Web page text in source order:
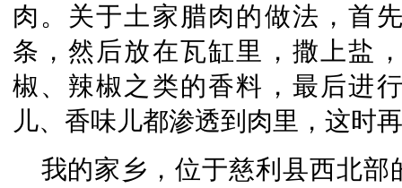
肉。关于土家腊肉的做法，首
条，然后放在瓦缸里，撒上盐
椒、辣椒之类的香料，最后进
儿、香味儿都渗透到肉里，这时
我的家乡，位于慈利县西北